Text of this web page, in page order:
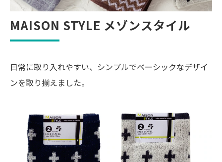
MAISON STYLE メゾンスタイル
日常に取り入れやすい、シンプルでベーシックなデザイ
ンを取り揃えました。